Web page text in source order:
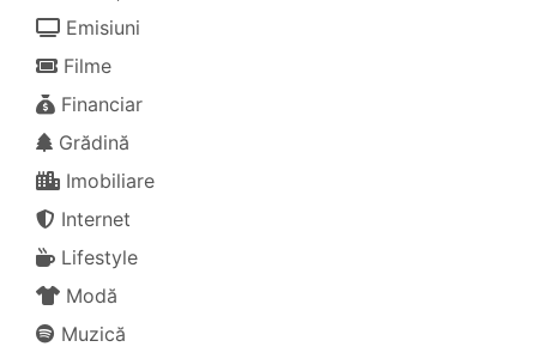
Emisiuni
Filme
Financiar
Grădină
Imobiliare
Internet
Lifestyle
Modă
Muzică